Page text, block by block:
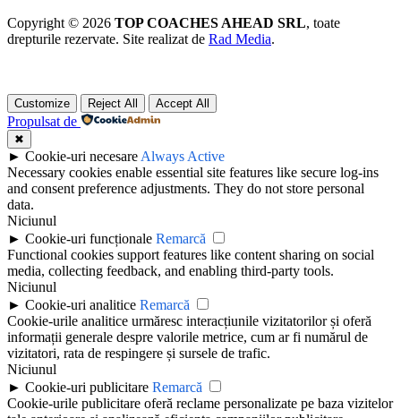
Copyright © 2026 TOP COACHES AHEAD SRL, toate
drepturile rezervate. Site realizat de Rad Media.
Customize Reject All Accept All
Propulsat de
✖
► Cookie-uri necesare Always Active
Necessary cookies enable essential site features like secure log-ins
and consent preference adjustments. They do not store personal
data.
Niciunul
► Cookie-uri funcționale Remarcă
Functional cookies support features like content sharing on social
media, collecting feedback, and enabling third-party tools.
Niciunul
► Cookie-uri analitice Remarcă
Cookie-urile analitice urmăresc interacțiunile vizitatorilor și oferă
informații generale despre valorile metrice, cum ar fi numărul de
vizitatori, rata de respingere și sursele de trafic.
Niciunul
► Cookie-uri publicitare Remarcă
Cookie-urile publicitare oferă reclame personalizate pe baza vizitelor